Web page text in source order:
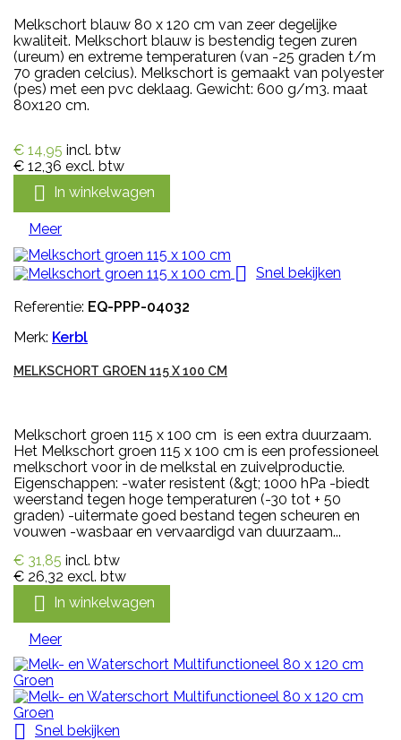
Melkschort blauw 80 x 120 cm van zeer degelijke
kwaliteit. Melkschort blauw is bestendig tegen zuren
(ureum) en extreme temperaturen (van -25 graden t/m
70 graden celcius). Melkschort is gemaakt van polyester
(pes) met een pvc deklaag. Gewicht: 600 g/m3. maat
80x120 cm.
€ 14,95 incl. btw
€ 12,36 excl. btw
 In winkelwagen
Meer
 Snel bekijken
Referentie: EQ-PPP-04032
Merk: Kerbl
MELKSCHORT GROEN 115 X 100 CM
Melkschort groen 115 x 100 cm is een extra duurzaam.
Het Melkschort groen 115 x 100 cm is een professioneel
melkschort voor in de melkstal en zuivelproductie.
Eigenschappen: -water resistent (&gt; 1000 hPa -biedt
weerstand tegen hoge temperaturen (-30 tot + 50
graden) -uitermate goed bestand tegen scheuren en
vouwen -wasbaar en vervaardigd van duurzaam...
€ 31,85 incl. btw
€ 26,32 excl. btw
 In winkelwagen
Meer
 Snel bekijken